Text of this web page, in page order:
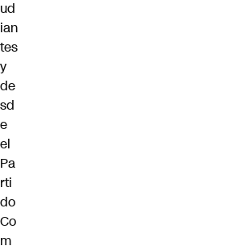
ud
ian
tes
y
de
sd
e
el
Pa
rti
do
Co
m